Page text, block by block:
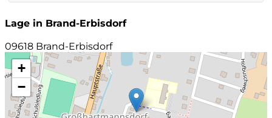
Lage in Brand-Erbisdorf
09618 Brand-Erbisdorf
+
−